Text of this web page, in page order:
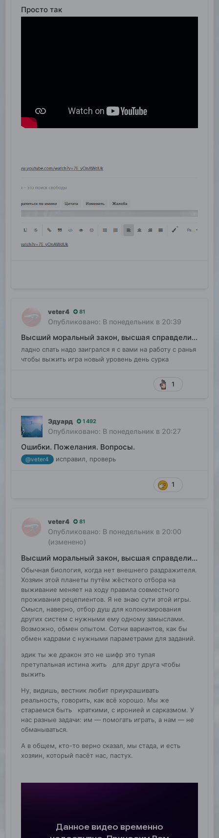
Просто так
veter4 81
Опубликовано: В понедельник в 20:39
Высший моральный закон, высшая справделивость
ладно спать надо заигрался я с вами на работу с ранья
чтобы выжить игра новый уровень день сурка
1
Эдуард 1 492
Опубликовано: В понедельник в 20:27
Ошибки. Пожелания. Вопросы.
@veter4 исправил, проверь
1
veter4 81
Опубликовано: В понедельник в 20:00
(изменено)
Высший моральный закон, высшая справделивость
Обычная биология, когда нет внешнего раздражителя.
Хозяин этой планеты путём жёсткого отбора на
выживание меняет на ходу правила совместного
проживания рецепиентов. Я не знаю сути этой игры.
Смысл, наверно, отбор душ для колонизирования
других систем с нужными ему одному замыслами.
Возможно, обмен опытом. Сотни вариантов, как бы
обмен кадрами с нужными параметрами для заданий.
эдик ты же дракон это не шифр это тупая
претупальная истина жить для друг друга чтобы
выжить
Ну, видишь, вестник любит приукрашивать
реальность, говорить, как всё хорошо. Мы же
стараемся быть краткими, с иронией и сарказмом. У
нас разные задачи: им — помогать играть, а нам — не
обманываться.
А в общем, кто-то верно сказал, мы стада, и есть
хозяин, который пасёт нас, пастух.